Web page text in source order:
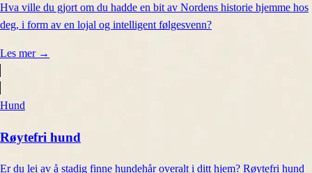
Hva ville du gjort om du hadde en bit av Nordens historie hjemme hos
deg, i form av en lojal og intelligent følgesvenn?
Les mer →
Hund
Røytefri hund
Er du lei av å stadig finne hundehår overalt i ditt hjem? Røytefri hund